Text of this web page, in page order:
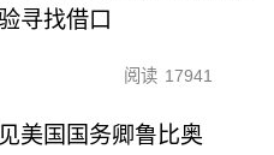
寻找借口
阅读 17941
美国国务卿鲁比奥